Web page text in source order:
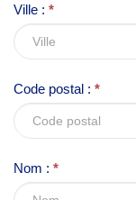
Ville : *
Code postal : *
Nom : *
r
h
a
n